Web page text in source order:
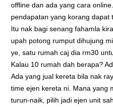
offline dan ada yang cara
pendapatan yang korang dapat
Itu nak bagi senang fahamla
upah potong rumput dihujung
ye, satu rumah caj dia rm30
Kalau 10 rumah dah berapa?
Ada yang jual kereta bila nak
time ejen kereta ni. Mana yang
turun-naik, pilih jadi ejen unit